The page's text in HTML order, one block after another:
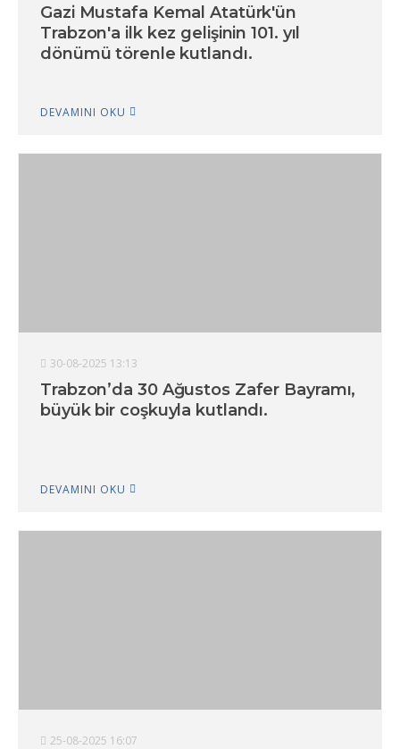
Gazi Mustafa Kemal Atatürk'ün
Trabzon'a ilk kez gelişinin 101. yıl
dönümü törenle kutlandı.
DEVAMINI OKU
30-08-2025 13:13
Trabzon’da 30 Ağustos Zafer Bayramı,
büyük bir coşkuyla kutlandı.
DEVAMINI OKU
25-08-2025 16:07